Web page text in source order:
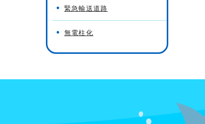
緊急輸送道路
無電柱化